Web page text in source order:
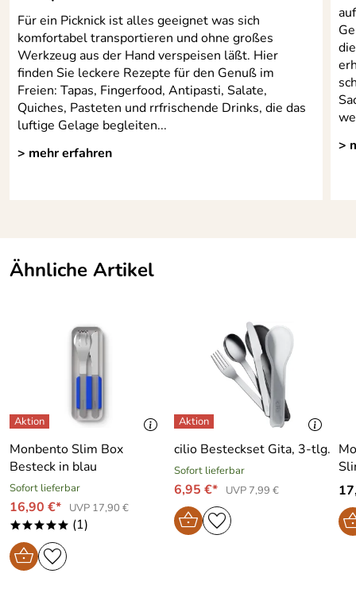
Für ein Picknick ist alles geeignet was sich
komfortabel transportieren und ohne großes
Werkzeug aus der Hand verspeisen läßt. Hier
finden Sie leckere Rezepte für den Genuß im
Freien: Tapas, Fingerfood, Antipasti, Salate,
Quiches, Pasteten und rrfrischende Drinks, die das
luftige Gelage begleiten...
> mehr erfahren
>
Ähnliche Artikel
Monbento Slim Box
Besteck in blau
Sofort lieferbar
16,90 €* UVP 17,90 €
***** (1)
cilio Besteckset Gita, 3-tlg.
Sofort lieferbar
6,95 €* UVP 7,99 €